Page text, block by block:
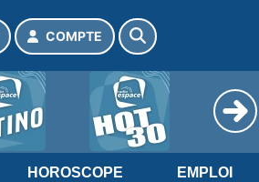
COMPTE
HOROSCOPE EMPLOI